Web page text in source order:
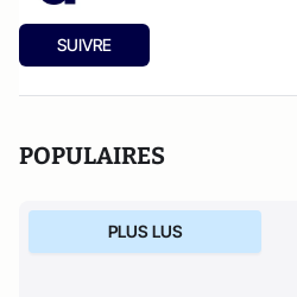
SUIVRE
POPULAIRES
PLUS LUS